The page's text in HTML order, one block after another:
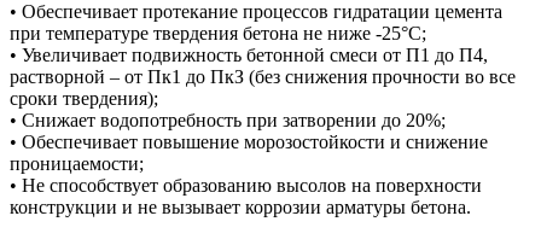
• Обеспечивает протекание процессов гидратации цемента
при температуре твердения бетона не ниже -25°С;
• Увеличивает подвижность бетонной смеси от П1 до П4,
растворной – от Пк1 до ПкЗ (без снижения прочности во все
сроки твердения);
• Снижает водопотребность при затворении до 20%;
• Обеспечивает повышение морозостойкости и снижение
проницаемости;
• Не способствует образованию высолов на поверхности
конструкции и не вызывает коррозии арматуры бетона.